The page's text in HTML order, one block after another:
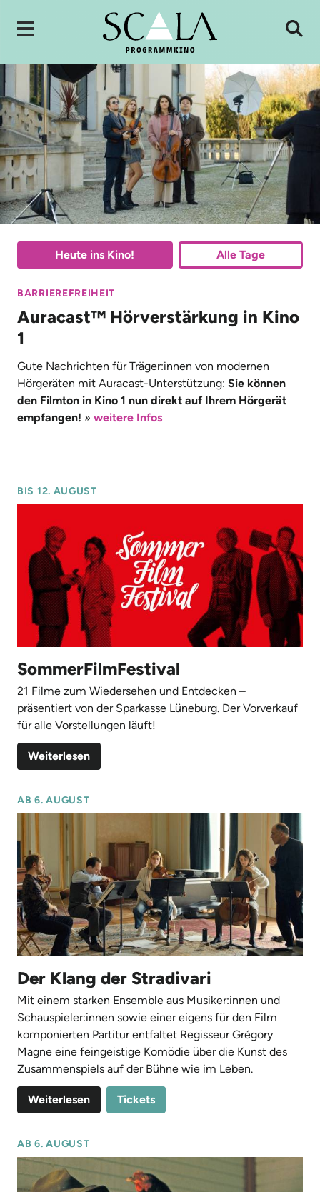
Heute ins Kino! Alle Tage
BARRIEREFREIHEIT
Auracast™ Hörverstärkung in Kino
1
Gute Nachrichten für Träger:innen von modernen
Hörgeräten mit Auracast-Unterstützung: Sie können
den Filmton in Kino 1 nun direkt auf Ihrem Hörgerät
empfangen! » weitere Infos
BIS 12. AUGUST
SommerFilmFestival
21 Filme zum Wiedersehen und Entdecken –
präsentiert von der Sparkasse Lüneburg. Der Vorverkauf
für alle Vorstellungen läuft!
Weiterlesen
AB 6. AUGUST
Der Klang der Stradivari
Mit einem starken Ensemble aus Musiker:innen und
Schauspieler:innen sowie einer eigens für den Film
komponierten Partitur entfaltet Regisseur Grégory
Magne eine feingeistige Komödie über die Kunst des
Zusammenspiels auf der Bühne wie im Leben.
Weiterlesen Tickets
AB 6. AUGUST